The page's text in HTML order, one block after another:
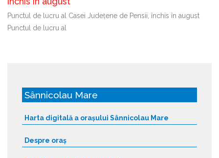
Punctul de lucru al Casei Județene de Pensii, închis în august
Punctul de lucru al
Sânnicolau Mare
Harta digitală a orașului Sânnicolau Mare
Despre oraș